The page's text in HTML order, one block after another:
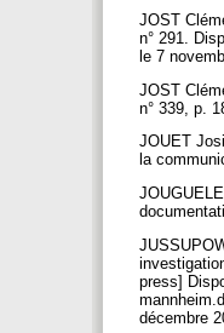
JOST
n° 291.
le 7
JOST
n° 339, p.
JOUET
la
press]
décembre